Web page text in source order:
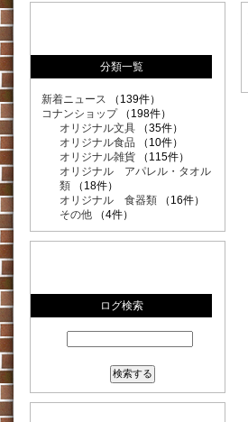
分類一覧
新着ニュース （139件）
コナンショップ（198件）
オリジナル文具 （35件）
オリジナル食品 （10件）
オリジナル雑貨 （115件）
オリジナル アパレル・タオル
類 （18件）
オリジナル 食器類 （16件）
その他 （4件）
ログ検索